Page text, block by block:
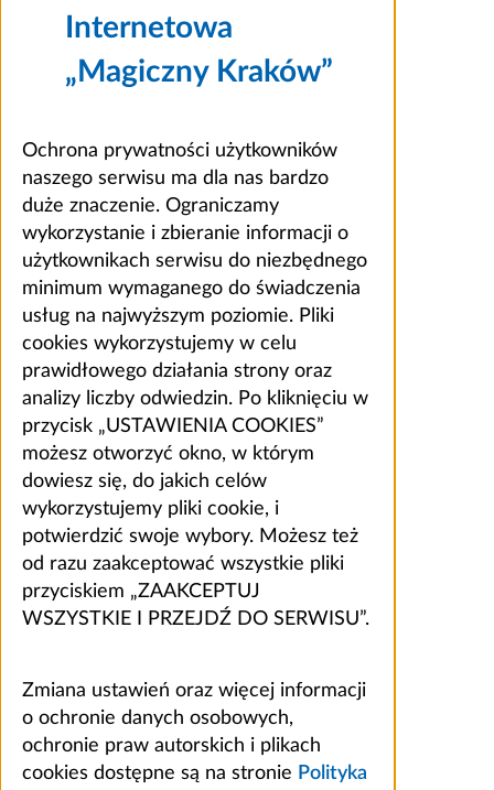
Internetowa
„Magiczny Kraków”
Ochrona prywatności użytkowników
naszego serwisu ma dla nas bardzo
duże znaczenie. Ograniczamy
wykorzystanie i zbieranie informacji o
użytkownikach serwisu do niezbędnego
minimum wymaganego do świadczenia
usług na najwyższym poziomie. Pliki
cookies wykorzystujemy w celu
prawidłowego działania strony oraz
analizy liczby odwiedzin. Po kliknięciu w
przycisk „USTAWIENIA COOKIES”
możesz otworzyć okno, w którym
dowiesz się, do jakich celów
wykorzystujemy pliki cookie, i
potwierdzić swoje wybory. Możesz też
od razu zaakceptować wszystkie pliki
przyciskiem „ZAAKCEPTUJ
WSZYSTKIE I PRZEJDŹ DO SERWISU”.
Zmiana ustawień oraz więcej informacji
o ochronie danych osobowych,
ochronie praw autorskich i plikach
cookies dostępne są na stronie Polityka